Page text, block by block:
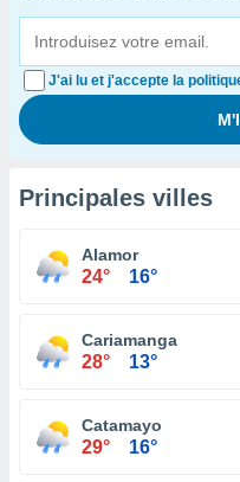
J'ai lu et j'accepte la
Principales villes
Alamor
24° 16°
Cariamanga
28° 13°
Catamayo
29° 16°